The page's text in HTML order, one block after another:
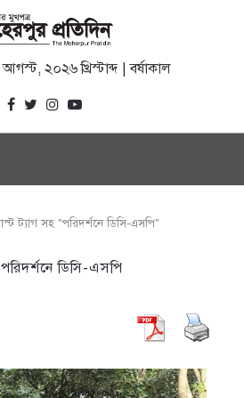
২০২৬ খ্রিস্টাব্দ | বর্ষাকাল
ট্যাগ সহ "পরিদর্শনে ডিসি-এসপি"
পরিদর্শনে ডিসি-এসপি